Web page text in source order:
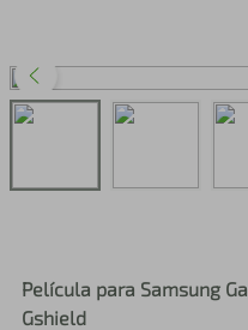
Película para Samsung
Gshield
perfume